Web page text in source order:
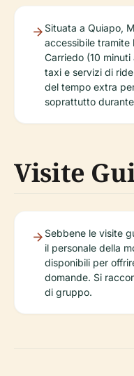
Situata a Quiapo,
accessibile tramite
Carriedo (10
taxi e servizi di
del tempo extra
soprattutto
Visite
Sebbene le visite
il personale della
disponibili per
domande. Si
di gruppo.